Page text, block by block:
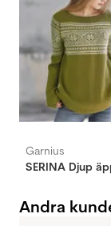
Garnius
SERINA Djup
Andra